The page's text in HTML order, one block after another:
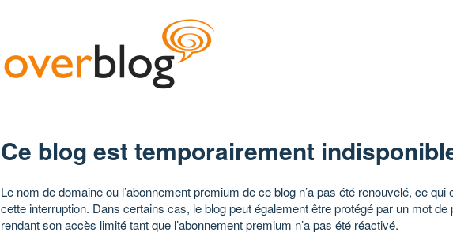
Ce blog est temporairement
Le nom de domaine ou l’abonnement premium de ce blog n’a pas été renouvelé, ce qui
cette interruption. Dans certains cas, le blog peut également être protégé par un mot de
rendant son accès limité tant que l’abonnement premium n’a pas été réactivé.